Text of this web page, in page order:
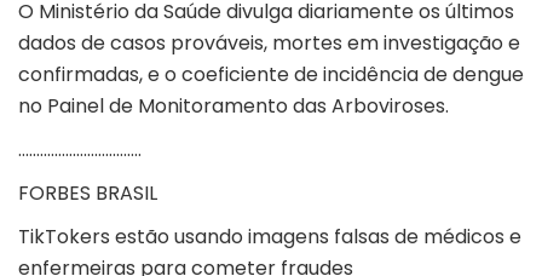
O Ministério da Saúde divulga diariamente os últimos
dados de casos prováveis, mortes em investigação e
confirmadas, e o coeficiente de incidência de dengue
no Painel de Monitoramento das Arboviroses.
…………………………….
FORBES BRASIL
TikTokers estão usando imagens falsas de médicos e
enfermeiras para cometer fraudes